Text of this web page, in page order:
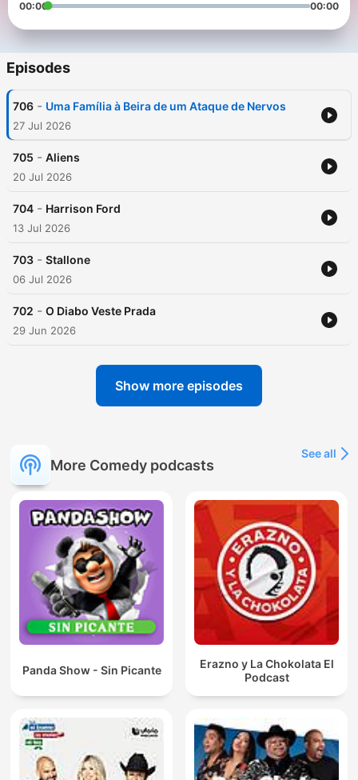
00:00 00:00
Episodes
706 - Uma Família à Beira de um Ataque de Nervos
27 Jul 2026
705 - Aliens
20 Jul 2026
704 - Harrison Ford
13 Jul 2026
703 - Stallone
06 Jul 2026
702 - O Diabo Veste Prada
29 Jun 2026
Show more episodes
More Comedy podcasts
See all
Panda Show - Sin Picante
Erazno y La Chokolata El
Podcast